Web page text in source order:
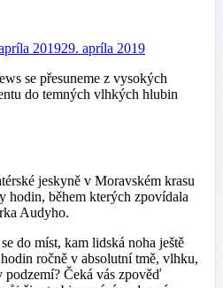
201929. apríla 2019
se přesuneme z vysokých
do temných vlhkých hlubin
jeskyně v Moravském krasu
hodin, během kterých zpovídala
Audyho.
do míst, kam lidská noha ještě
ročně v absolutní tmě, vlhku,
Čeká vás zpověď